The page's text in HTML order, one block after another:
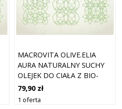
MACROVITA OLIVE.ELIA
AURA NATURALNY SUCHY
OLEJEK DO CIAŁA Z BIO-
OLIWĄ I ALOESEM 100ML
79,90 zł
1 oferta